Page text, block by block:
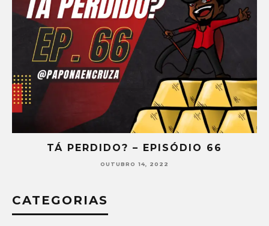
TÁ PERDIDO? – EPISÓDIO 65
SETEMBRO 30, 2022
CATEGORIAS